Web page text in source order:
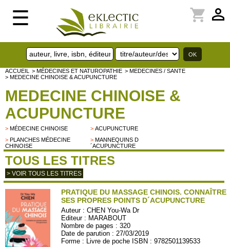
☰ perm_identity
shopping_cart
ACCUEIL > MÉDECINES ET NATUROPATHIE > MEDECINES / SANTE
> MEDECINE CHINOISE & ACUPUNCTURE
MEDECINE CHINOISE &
ACUPUNCTURE
> MÉDECINE CHINOISE >ACUPUNCTURE
> PLANCHES MÉDECINE
CHINOISE
>MANNEQUINS D
´ACUPUNCTURE
TOUS LES TITRES
> VOIR TOUS LES TITRES
PRATIQUE DU MASSAGE CHINOIS. CONNAÎTRE
SES PROPRES POINTS D´ACUPUNCTURE
Auteur :CHEN You-Wa Dr
Editeur : MARABOUT
Nombre de pages : 320
Date de parution : 27/03/2019
Forme : Livre de poche ISBN : 9782501139533